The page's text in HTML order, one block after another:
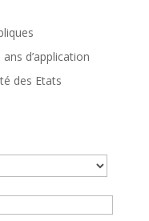
d’application
des Etats